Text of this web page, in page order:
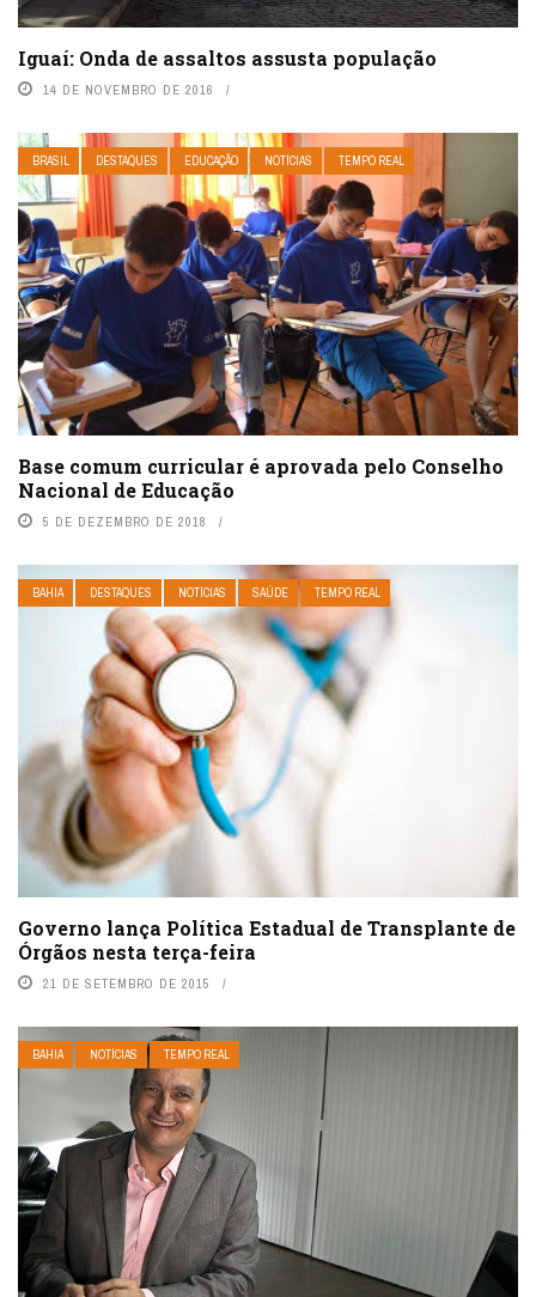
Iguaí: Onda de assaltos assusta população
14 DE NOVEMBRO DE 2016
BRASIL DESTAQUES EDUCAÇÃO NOTÍCIAS TEMPO REAL
Base comum curricular é aprovada pelo Conselho
Nacional de Educação
5 DE DEZEMBRO DE 2018
BAHIA DESTAQUES NOTÍCIAS SAÚDE TEMPO REAL
Governo lança Política Estadual de Transplante de
Órgãos nesta terça-feira
21 DE SETEMBRO DE 2015
BAHIA NOTÍCIAS TEMPO REAL